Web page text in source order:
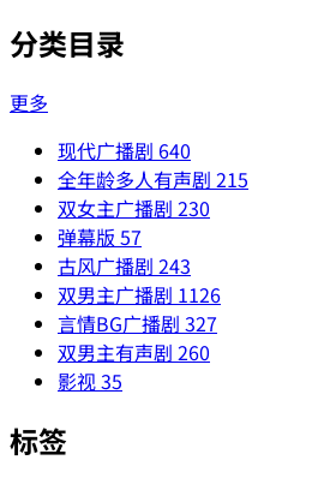
分类目录
更多
现代广播剧 640
全年龄多人有声剧 215
双女主广播剧 230
弹幕版 57
古风广播剧 243
双男主广播剧 1126
言情BG广播剧 327
双男主有声剧 260
影视35
标签